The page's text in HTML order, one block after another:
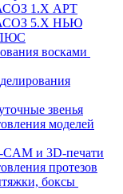
1.Х АРТ
АСОЗ 5.Х НЬЮ
восками
звенья
моделей
и 3D-печати
протезов
боксы